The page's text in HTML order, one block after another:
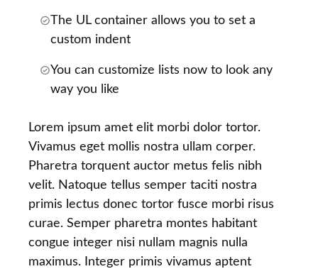
The UL container allows you to set a
custom indent
You can customize lists now to look any
way you like
Lorem ipsum amet elit morbi dolor tortor.
Vivamus eget mollis nostra ullam corper.
Pharetra torquent auctor metus felis nibh
velit. Natoque tellus semper taciti nostra
primis lectus donec tortor fusce morbi risus
curae. Semper pharetra montes habitant
congue integer nisi nullam magnis nulla
maximus. Integer primis vivamus aptent